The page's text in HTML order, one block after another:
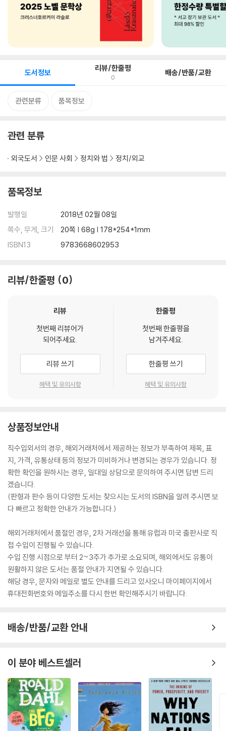
도서정보 리뷰/한줄평
0 배송/반품/교환
관련분류 품목정보
관련 분류
외국도서 인문 사회 정치와 법 정치/외교
품목정보
발행일
2018년 02월 08일
쪽수, 무게, 크기
20쪽 | 68g | 178*254*1mm
ISBN13
9783668602953
리뷰/한줄평 0
리뷰
첫번째 리뷰어가
되어주세요.
리뷰 쓰기
혜택 및 유의사항
한줄평
첫번째 한줄평을
남겨주세요.
한줄평 쓰기
혜택 및 유의사항
상품정보안내
직수입외서의 경우, 해외거래처에서 제공하는 정보가 부족하여 제목, 표
지, 가격, 유통상태 등의 정보가 미비하거나 변경되는 경우가 있습니다. 정
확한 확인을 원하시는 경우, 일대일 상담으로 문의하여 주시면 답변 드리
겠습니다.
(판형과 판수 등이 다양한 도서는 찾으시는 도서의 ISBN을 알려 주시면 보
다 빠르고 정확한 안내가 가능합니다.)
해외거래처에서 품절인 경우, 2차 거래선을 통해 유럽과 미국 출판사로 직
접 수입이 진행될 수 있습니다.
수입 진행 시점으로 부터 2~3주가 추가로 소요되며, 해외에서도 유통이
원활하지 않은 도서는 품절 안내가 지연될 수 있습니다.
해당 경우, 문자와 메일로 별도 안내를 드리고 있사오니 마이페이지에서
휴대전화번호와 메일주소를 다시 한번 확인해주시기 바랍니다.
배송/반품/교환 안내
이 분야 베스트셀러